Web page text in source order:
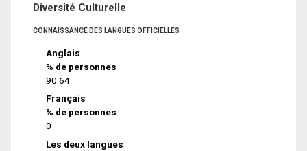
Diversité Culturelle
CONNAISSANCE DES LANGUES OFFICIELLES
Anglais
% de personnes
90.64
Français
% de personnes
0
Les deux langues